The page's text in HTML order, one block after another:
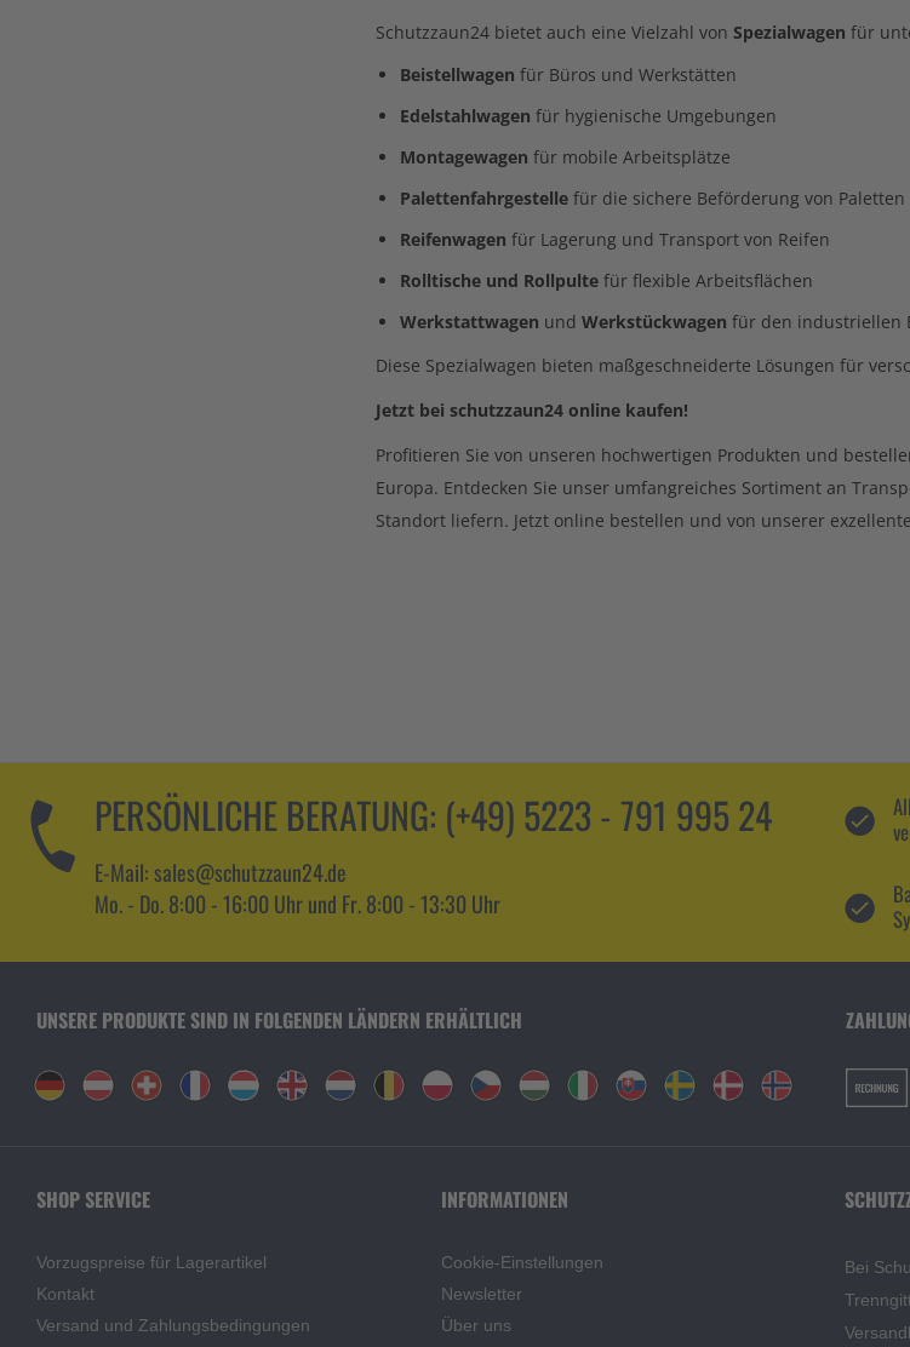
Schutzzaun24 bietet auch eine Vielzahl von Spezialwagen für
Beistellwagen für Büros und Werkstätten
Edelstahlwagen für hygienische Umgebungen
Montagewagen für mobile Arbeitsplätze
Palettenfahrgestelle für die sichere Beförderung von Paletten
Reifenwagen für Lagerung und Transport von Reifen
Rolltische und Rollpulte für flexible Arbeitsflächen
Werkstattwagen und Werkstückwagen für den industriellen
Diese Spezialwagen bieten maßgeschneiderte Lösungen für
Jetzt bei schutzzaun24 online kaufen!
Profitieren Sie von unseren hochwertigen Produkten und
Europa. Entdecken Sie unser umfangreiches Sortiment an
Standort liefern. Jetzt online bestellen und von unserer
PERSÖNLICHE BERATUNG: (+49) 5223 - 791 995 24
E-Mail: sales@schutzzaun24.de
Mo. - Do. 8:00 - 16:00 Uhr und Fr. 8:00 - 13:30 Uhr
UNSERE PRODUKTE SIND IN FOLGENDEN LÄNDERN ERHÄLTLICH
SHOP SERVICE
Vorzugspreise für Lagerartikel
Kontakt
Versand und Zahlungsbedingungen
INFORMATIONEN
Cookie-Einstellungen
Newsletter
Über uns
Bei